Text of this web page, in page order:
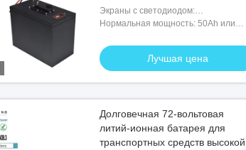
специально разработанная
литий-ионная батарея для
электромобилей высокой
емкости
Экраны с светодиодом:
Необязательно
Нормальная мощность: 50Ah или
Лучшая цена
Долговечная 72-вольтовая
литий-ионная батарея для
транспортных средств высокой